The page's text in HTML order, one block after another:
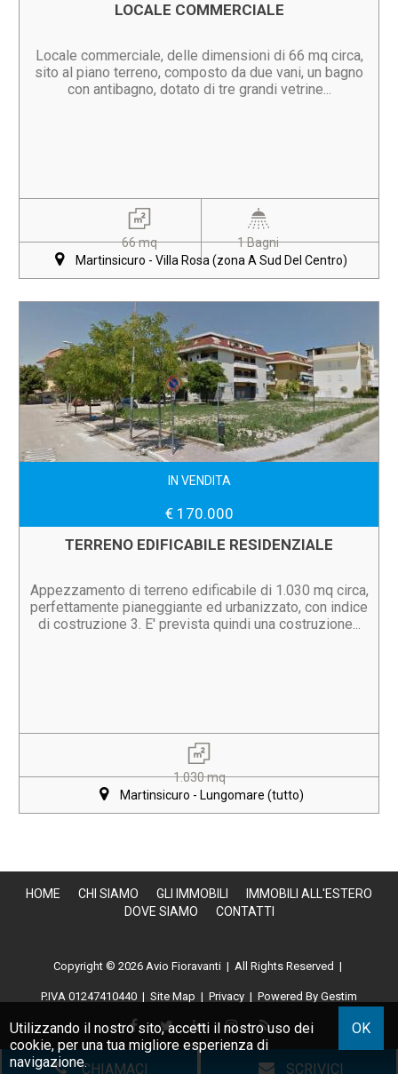
CHIAMACI SCRIVICI
LOCALE COMMERCIALE
Locale commerciale, delle dimensioni di 66 mq circa,
sito al piano terreno, composto da due vani, un bagno
con antibagno, dotato di tre grandi vetrine...
66 mq
1 Bagni
Martinsicuro - Villa Rosa (zona A Sud Del Centro)
IN VENDITA
€ 170.000
TERRENO EDIFICABILE RESIDENZIALE
Appezzamento di terreno edificabile di 1.030 mq circa,
perfettamente pianeggiante ed urbanizzato, con indice
di costruzione 3. E' prevista quindi una costruzione...
1.030 mq
Martinsicuro - Lungomare (tutto)
HOME CHI SIAMO GLI IMMOBILI
IMMOBILI ALL'ESTERO
DOVE SIAMO
CONTATTI
Copyright © 2026 Avio Fioravanti | All Rights Reserved |
P.IVA 01247410440 | Site Map | Privacy | Powered By Gestim
Utilizzando il nostro sito, accetti il nostro uso dei
cookie, per una tua migliore esperienza di
navigazione.
OK